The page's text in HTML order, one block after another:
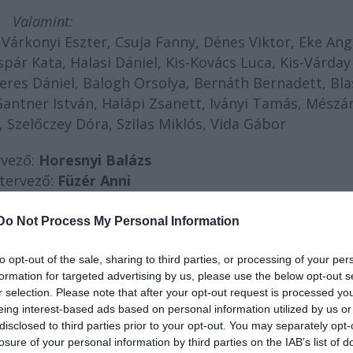
Not Process My Personal Information
opt-out of the sale, sharing to third parties, or processing of your
for targeted advertising by us, please use the below opt-out
selection. Please note that after your opt-out request is processed
interest-based ads based on personal information utilized by us
to third parties prior to your opt-out. You may separately
of your personal information by third parties on the IAB’s list of
Valamint:
Eszter, Csuja Fanny, Dénes Viktor, Eke
Kata, Halasi Dániel, Kis-Kovács Luca, Kis-Várday
Dániel, Balogh Orsolya, Bernáth Bernadett,
István, Halápi Zsanett, Iványi Tamás,
Dóra, Szilas Miklós, Vida Gábor
Horesnyi Balázs
Füzér Anni
Szabó Zoltán
Termes Rita / Puskás Péter
Juhász Éva
Sütő Anikó
Gábor, Lencsés István
Herpai Rita